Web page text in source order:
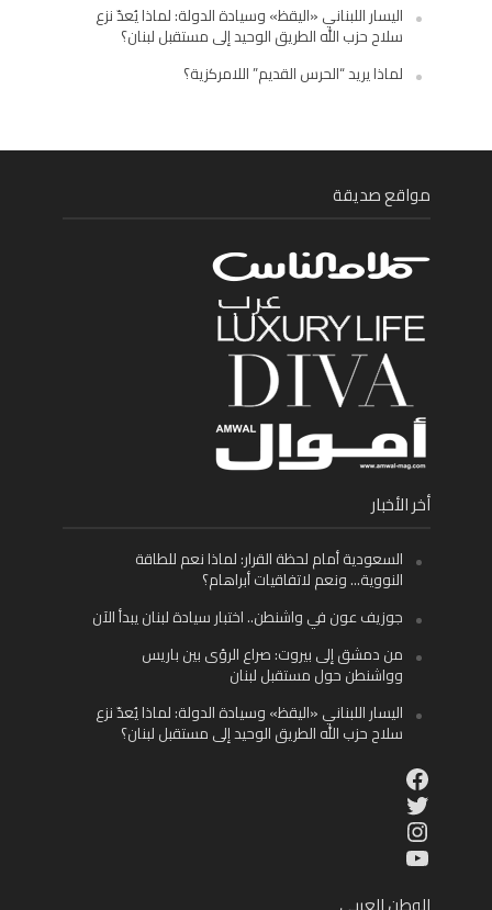
اليسار اللبناني «اليقظ» وسيادة الدولة: لماذا يُعدّ نزع
سلاح حزب الله الطريق الوحيد إلى مستقبل لبنان؟
لماذا يريد “الحرس القديم” اللامركزية؟
مواقع صديقة
أخر الأخبار
السعودية أمام لحظة القرار: لماذا نعم للطاقة
النووية… ونعم لاتفاقيات أبراهام؟
جوزيف عون في واشنطن.. اختبار سيادة لبنان يبدأ الآن
من دمشق إلى بيروت: صراع الرؤى بين باريس
وواشنطن حول مستقبل لبنان
اليسار اللبناني «اليقظ» وسيادة الدولة: لماذا يُعدّ نزع
سلاح حزب الله الطريق الوحيد إلى مستقبل لبنان؟
Facebook
Twitter
Instagram
YouTube